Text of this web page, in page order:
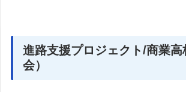
進路支援プロジェクト/商業高
会）